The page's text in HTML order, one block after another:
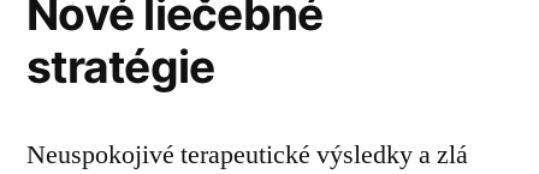
Nové liečebné
stratégie
Neuspokojivé terapeutické výsledky a zlá